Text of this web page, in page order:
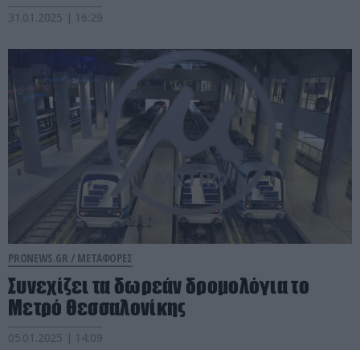
31.01.2025 | 16:29
PRONEWS.GR / ΜΕΤΑΦΟΡΕΣ
Συνεχίζει τα δωρεάν δρομολόγια το
Μετρό Θεσσαλονίκης
05.01.2025 | 14:09